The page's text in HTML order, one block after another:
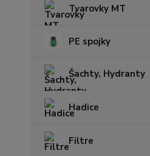
Tvarovky MT
PE spojky
Šachty, Hydranty
Hadice
Filtre